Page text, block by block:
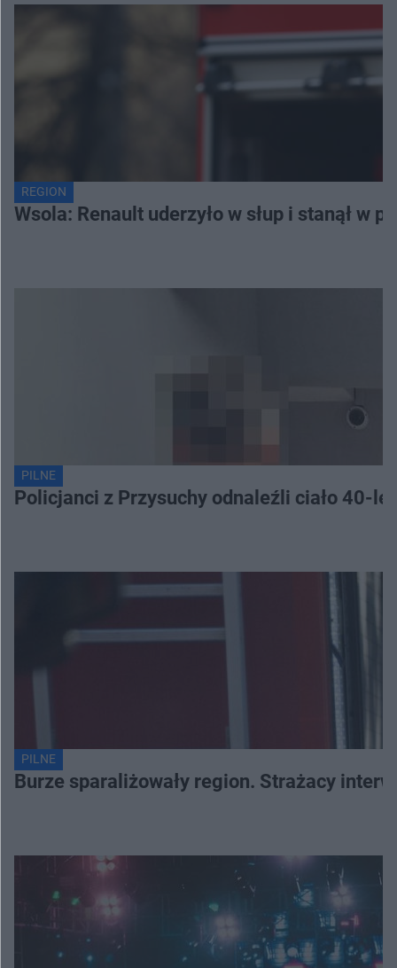
REGION
Wsola: Renault uderzyło w słup i stanął w
PILNE
Policjanci z Przysuchy odnaleźli ciało 40-
PILNE
Burze sparaliżowały region. Strażacy